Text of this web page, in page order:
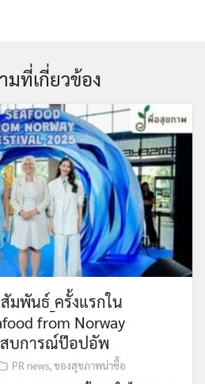
มที่เกี่ยวข้อง
มพันธ์_ครั้งแรกใน
from Norway
สบการณ์ป๊อปอัพ
PR news,ของสุขภาพน่าซื้อ